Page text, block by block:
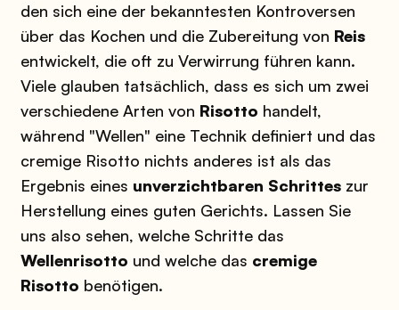
den sich eine der bekanntesten Kontroversen
über das Kochen und die Zubereitung von Reis
entwickelt, die oft zu Verwirrung führen kann.
Viele glauben tatsächlich, dass es sich um zwei
verschiedene Arten von Risotto handelt,
während "Wellen" eine Technik definiert und das
cremige Risotto nichts anderes ist als das
Ergebnis eines unverzichtbaren Schritteszur
Herstellung eines guten Gerichts. Lassen Sie
uns also sehen, welche Schritte das
Wellenrisotto und welche das cremige
Risotto benötigen.